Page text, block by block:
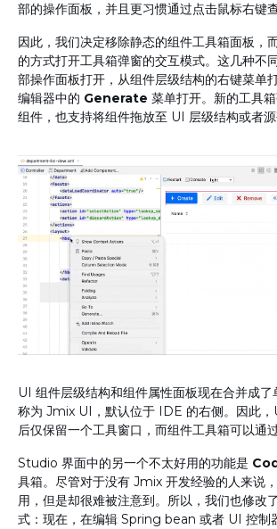
部的操作面板，并且更习惯通过点击鼠标右键
因此，我们决定移除静态的组件工具箱面板，
的方式打开工具箱弹窗的交互模式。这几种不
部操作面板打开，从组件层级结构的右键菜单
编辑器中的 Generate 菜单打开。新的工具
组件，也支持将组件拖放至 UI 层级结构或者源
UI 组件层级结构和组件属性面板现在合并成了
称为 Jmix UI，默认位于 IDE 的右侧。因此
后仅保留一个工具窗口，而组件工具箱可以通
Studio 界面中的另一个不太好用的功能是
具箱。尽管对于没有 Jmix 开发经验的人来说
用，但是却很难被注意到。所以，我们也修改
式：现在，在编辑 Spring bean 或者 UI 控制